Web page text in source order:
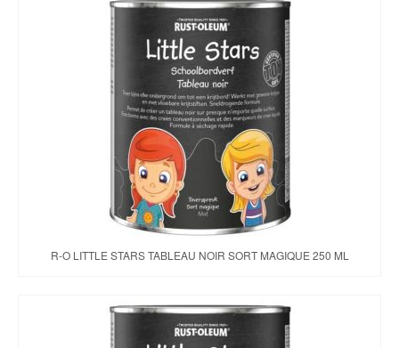
R-O LITTLE STARS TABLEAU NOIR SORT MAGIQUE 250 ML